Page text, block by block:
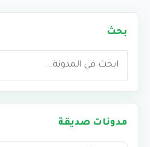
بحث
مدونات صديقة